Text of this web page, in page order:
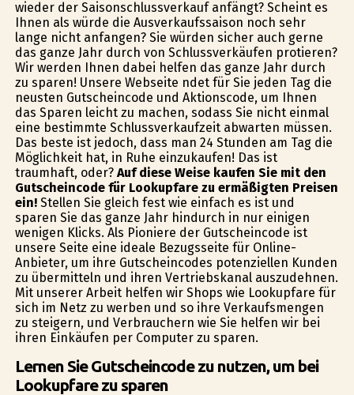
wieder der Saisonschlussverkauf anfängt? Scheint es
Ihnen als würde die Ausverkaufssaison noch sehr
lange nicht anfangen? Sie würden sicher auch gerne
das ganze Jahr durch von Schlussverkäufen profitieren?
Wir werden Ihnen dabei helfen das ganze Jahr durch
zu sparen! Unsere Webseite findet für Sie jeden Tag die
neusten Gutscheincode und Aktionscode, um Ihnen
das Sparen leicht zu machen, sodass Sie nicht einmal
eine bestimmte Schlussverkaufzeit abwarten müssen.
Das beste ist jedoch, dass man 24 Stunden am Tag die
Möglichkeit hat, in Ruhe einzukaufen! Das ist
traumhaft, oder? Auf diese Weise kaufen Sie mit den
Gutscheincode für Lookupfare zu ermäßigten Preisen
ein!Stellen Sie gleich fest wie einfach es ist und
sparen Sie das ganze Jahr hindurch in nur einigen
wenigen Klicks. Als Pioniere der Gutscheincode ist
unsere Seite eine ideale Bezugsseite für Online-
Anbieter, um ihre Gutscheincodes potenziellen Kunden
zu übermitteln und ihren Vertriebskanal auszudehnen.
Mit unserer Arbeit helfen wir Shops wie Lookupfare für
sich im Netz zu werben und so ihre Verkaufsmengen
zu steigern, und Verbrauchern wie Sie helfen wir bei
ihren Einkäufen per Computer zu sparen.
Lernen Sie Gutscheincode zu nutzen, um bei
Lookupfare zu sparen